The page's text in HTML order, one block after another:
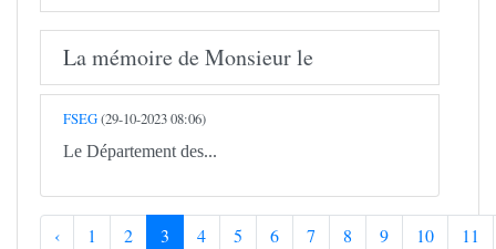
La mémoire de Monsieur le
FSEG(29-10-2023 08:06)
Le Département des...
‹ 1 2 3 4 5 6 7 8 9 10 11